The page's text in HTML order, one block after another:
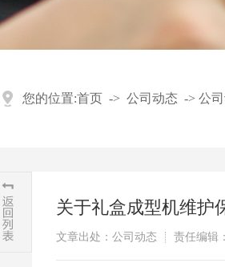
您的位置:首页 -> 公司动态 -> 公
关于礼盒成型机维护
文章出处：公司动态 责任编辑